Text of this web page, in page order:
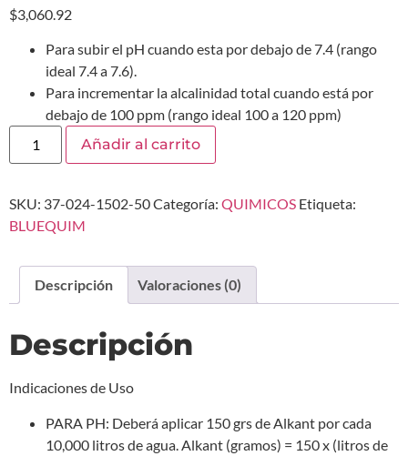
$3,060.92
Para subir el pH cuando esta por debajo de 7.4 (rango
ideal 7.4 a 7.6).
Para incrementar la alcalinidad total cuando está por
debajo de 100 ppm (rango ideal 100 a 120 ppm)
Añadir al carrito
SKU: 37-024-1502-50Categoría: QUIMICOS Etiqueta:
BLUEQUIM
Descripción Valoraciones (0)
Descripción
Indicaciones de Uso
PARA PH: Deberá aplicar 150 grs de Alkant por cada
10,000 litros de agua. Alkant (gramos) = 150 x (litros de